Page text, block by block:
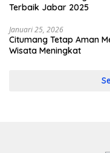
Terbaik Jabar 2025
Januari 25, 2026
Citumang Tetap Aman
Wisata Meningkat